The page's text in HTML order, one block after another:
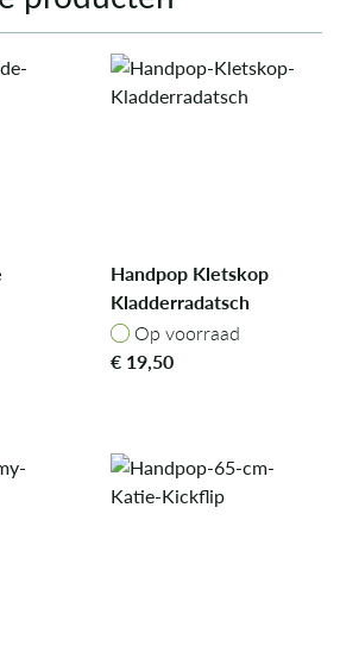
Handpop Kletskop
Kladderradatsch
Op voorraad
Op voorraad
€ 19,50